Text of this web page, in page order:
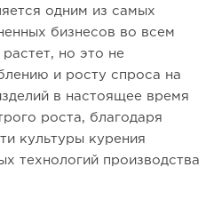
одним из самых
бизнесов во всем
но это не
и росту спроса на
в настоящее время
роста, благодаря
культуры курения
технологий производства